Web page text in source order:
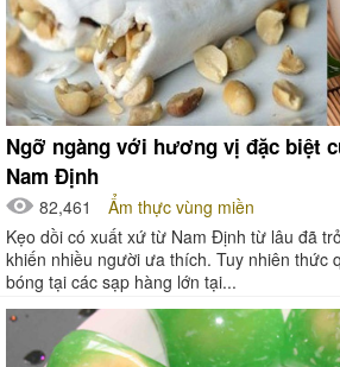
Ngỡ ngàng với hương vị đặc biệt
Nam Định
82,461
Ẩm thực vùng miền
Kẹo dồi có xuất xứ từ Nam Định từ lâu đã
khiến nhiều người ưa thích. Tuy nhiên thức
bóng tại các sạp hàng lớn tại...